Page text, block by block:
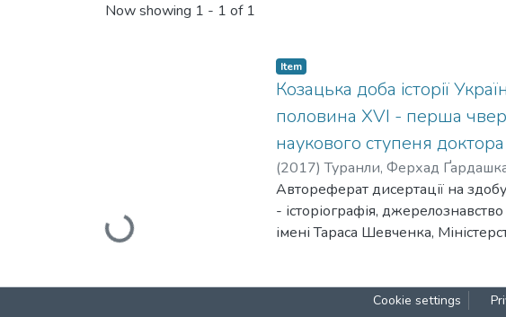
Now showing 1 - 1 of 1
Loading...
Item
Козацька доба історії
половина XVI - перша
наукового ступеня
(2017)Туранли, Ферхад
Автореферат дисертації на
- історіографія,
імені Тараса Шевченка,
козацько-гетьманської України
Cookie settings